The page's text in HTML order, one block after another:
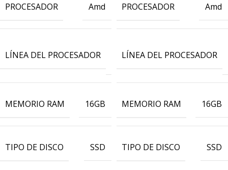
PROCESADOR Amd
LÍNEA DEL PROCESADOR
Ryzen
7
MEMORIO RAM 16GB
TIPO DE DISCO SSD
PROCESADOR Amd
LÍNEA DEL PROCESADOR
MEMORIO RAM 16GB
TIPO DE DISCO SSD